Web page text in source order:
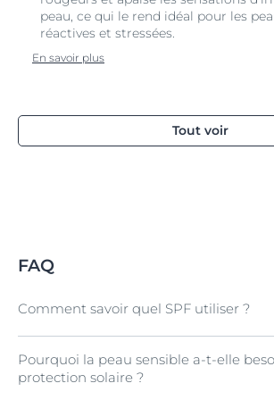
peau, ce qui le rend idéal pour les
réactives et stressées.
En savoir plus
Tout voir
FAQ
Comment savoir quel SPF utiliser ?
Les produits solaires se déclinent en
protection différents : faible (SPF 6 à
Pourquoi la peau sensible a-t-elle
protection solaire ?